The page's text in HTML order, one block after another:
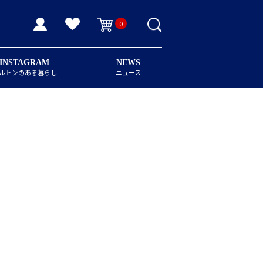
0
INSTAGRAM
トンのある暮らし
NEWS
ニュース